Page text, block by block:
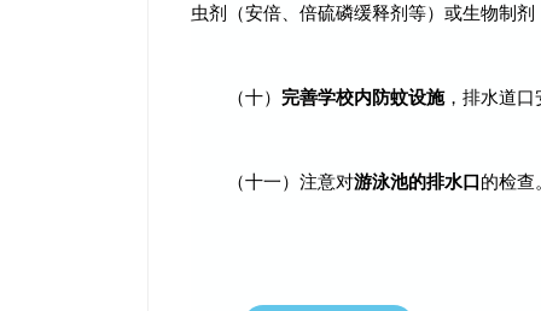
虫剂（安倍、倍硫磷缓释剂等）或生物制
（十） 完善学校内防蚊设施，排水道口
（十一）注意对游泳池的排水口的检查